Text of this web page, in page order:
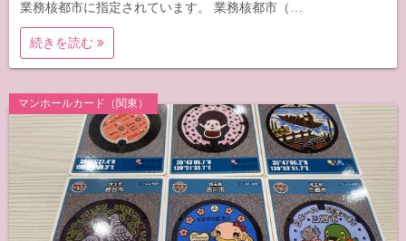
業務核都市に指定されています。 業務核都市（…
続きを読む
マンホールカード（関東）